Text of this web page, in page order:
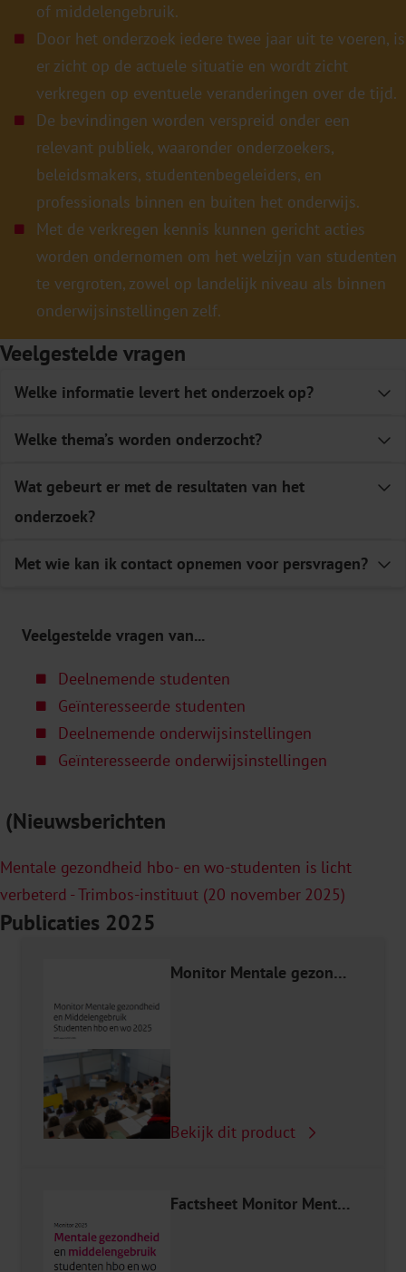
of middelengebruik.
Door het onderzoek iedere twee jaar uit te voeren, is
er zicht op de actuele situatie en wordt zicht
verkregen op eventuele veranderingen over de tijd.
De bevindingen worden verspreid onder een
relevant publiek, waaronder onderzoekers,
beleidsmakers, studentenbegeleiders, en
professionals binnen en buiten het onderwijs.
Met de verkregen kennis kunnen gericht acties
worden ondernomen om het welzijn van studenten
te vergroten, zowel op landelijk niveau als binnen
onderwijsinstellingen zelf.
Veelgestelde vragen
Welke informatie levert het onderzoek op?
psychische klachten
Welke thema’s worden onderzocht?
Wat gebeurt er met de resultaten van het
onderzoek?
Met wie kan ik contact opnemen voor persvragen?
Veelgestelde vragen van...
Deelnemende studenten
Geïnteresseerde studenten
Deelnemende onderwijsinstellingen
Geïnteresseerde onderwijsinstellingen
(Nieuwsberichten
Mentale gezondheid hbo- en wo-studenten is licht
verbeterd - Trimbos-instituut (20 november 2025)
Publicaties 2025
Monitor Mentale gezondheid en Middelengebruik Studenten hbo en wo 2025
Bekijk dit product
Factsheet Monitor Mentale gezondheid en Middelengebruik Studenten hbo en wo 2025